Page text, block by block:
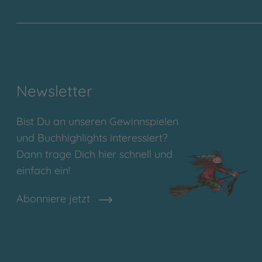
Newsletter
Bist Du an unseren Gewinnspielen
und Buchhighlights interessiert?
Dann trage Dich hier schnell und
einfach ein!
Abonniere jetzt